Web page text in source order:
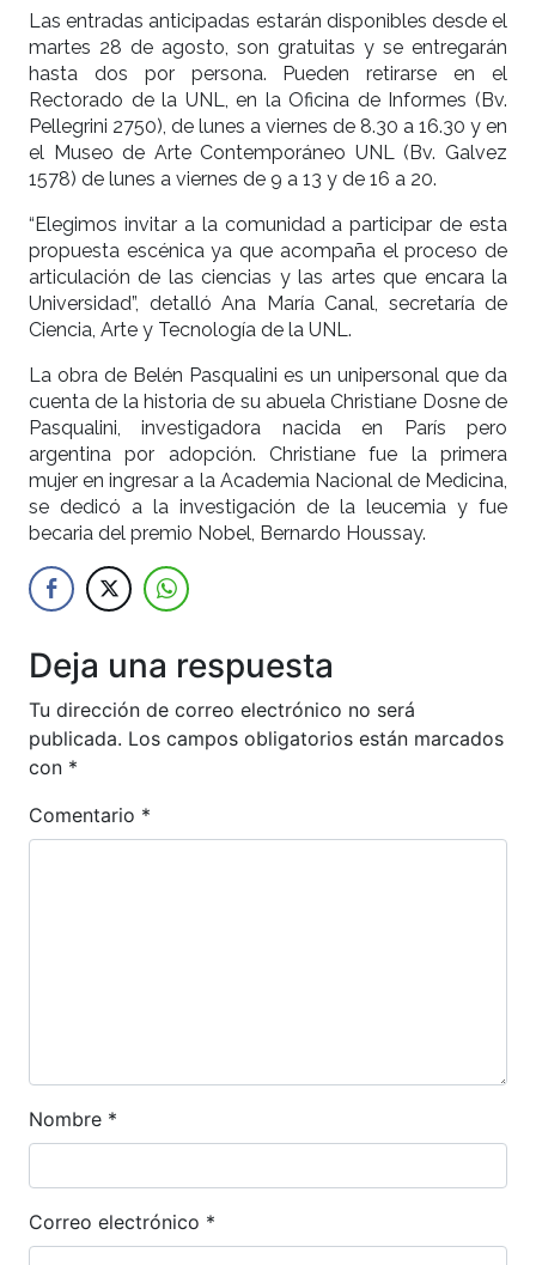
Las entradas anticipadas estarán disponibles desde el
martes 28 de agosto, son gratuitas y se entregarán
hasta dos por persona. Pueden retirarse en el
Rectorado de la UNL, en la Oficina de Informes (Bv.
Pellegrini 2750), de lunes a viernes de 8.30 a 16.30 y en
el Museo de Arte Contemporáneo UNL (Bv. Galvez
1578) de lunes a viernes de 9 a 13 y de 16 a 20.
“Elegimos invitar a la comunidad a participar de esta
propuesta escénica ya que acompaña el proceso de
articulación de las ciencias y las artes que encara la
Universidad”, detalló Ana María Canal, secretaría de
Ciencia, Arte y Tecnología de la UNL.
La obra de Belén Pasqualini es un unipersonal que da
cuenta de la historia de su abuela Christiane Dosne de
Pasqualini, investigadora nacida en París pero
argentina por adopción. Christiane fue la primera
mujer en ingresar a la Academia Nacional de Medicina,
se dedicó a la investigación de la leucemia y fue
becaria del premio Nobel, Bernardo Houssay.
Deja una respuesta
Tu dirección de correo electrónico no será
publicada. Los campos obligatorios están marcados
con *
Comentario *
Nombre *
Correo electrónico *